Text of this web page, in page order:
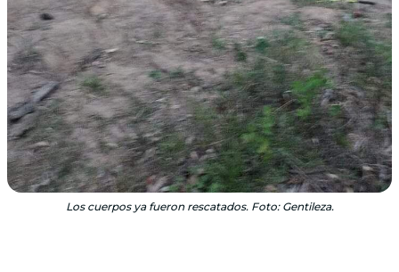
Los cuerpos ya fueron rescatados. Foto: Gentileza.